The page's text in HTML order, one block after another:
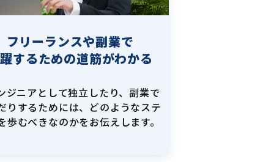
フリーランスや副業で
するための道筋がわかる
ジニアとして独立したり、副業で
りするためには、どのようなステ
歩むべきなのかをお伝えします。